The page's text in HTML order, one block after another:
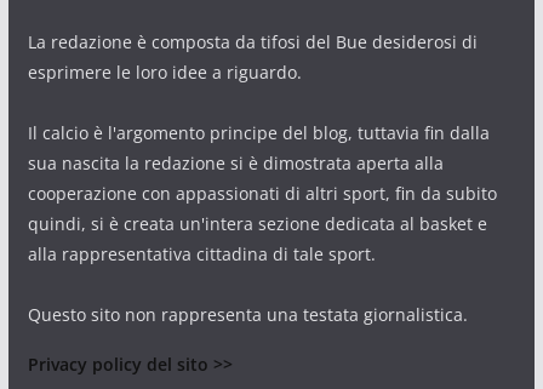
La redazione è composta da tifosi del Bue desiderosi di
esprimere le loro idee a riguardo.
Il calcio è l'argomento principe del blog, tuttavia fin dalla
sua nascita la redazione si è dimostrata aperta alla
cooperazione con appassionati di altri sport, fin da subito
quindi, si è creata un'intera sezione dedicata al basket e
alla rappresentativa cittadina di tale sport.
Questo sito non rappresenta una testata giornalistica.
Privacy policy del sito >>